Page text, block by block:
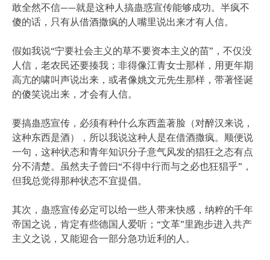
敢全然不信——就是这种人搞蛊惑宣传能够成功。半疯不
傻的话，只有从借酒撒疯的人嘴里说出来才有人信。
假如我说“宁要社会主义的草不要资本主义的苗”，不仅没
人信，老农民还要揍我；非得像江青女士那样，用更年期
高亢的啸叫声说出来，或者像姚文元先生那样，带著怪诞
的傻笑说出来，才会有人信。
要搞蛊惑宣传，必须有种什么东西盖著脸（对醉汉来说，
这种东西是酒），所以我说这种人是在借酒撒疯。顺便说
一句，这种状态和青年知识分子意气风发的猖狂之态有点
分不清楚。虽然夫子曾曰“不得中行而与之必也狂猖乎”，
但我总觉得那种状态不宜提倡。
其次，蛊惑宣传必定可以给一些人带来快感，纳粹的千年
帝国之说，肯定有些德国人爱听；“文革”里跑步进入共产
主义之说，又能迎合一部分急功近利的人。